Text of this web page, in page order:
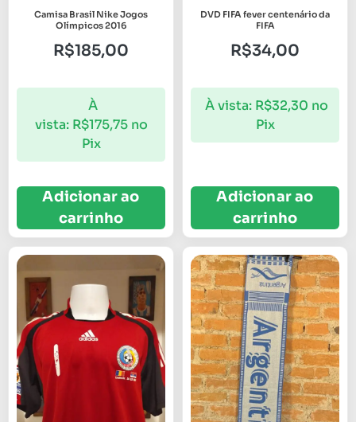
Camisa Brasil Nike Jogos
Olímpicos 2016
R$185,00
À
vista: R$175,75 no
Pix
Adicionar ao
carrinho
DVD FIFA fever centenário da
FIFA
R$34,00
À vista: R$32,30 no
Pix
Adicionar ao
carrinho